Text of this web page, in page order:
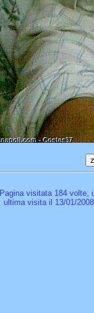
Pagina visitata 184 volte,
ultima visita il 13/01/